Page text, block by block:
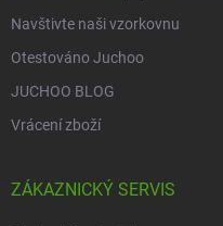
Navštivte naši vzorkovnu
Otestováno Juchoo
JUCHOO BLOG
Vrácení zboží
ZÁKAZNICKÝ SERVIS